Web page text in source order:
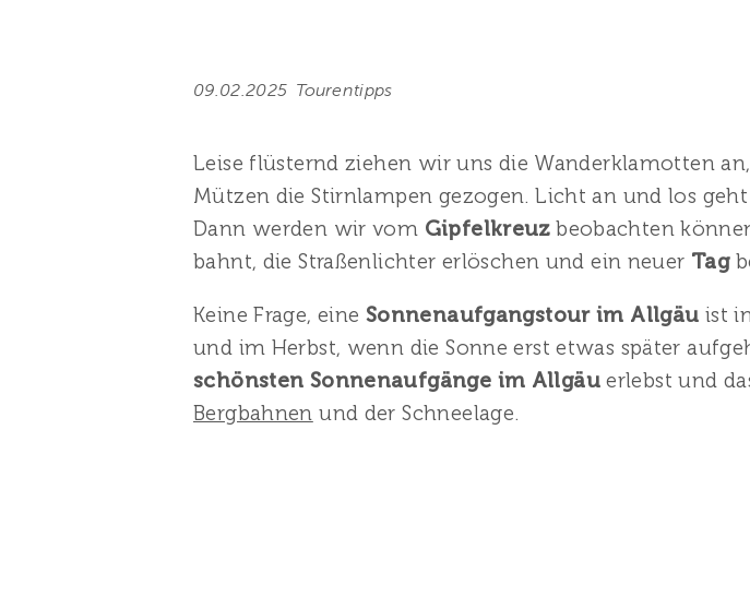
09.02.2025 Tourentipps
Leise flüsternd ziehen wir uns die Wanderklamotten
Mützen die Stirnlampen gezogen. Licht an und los
Dann werden wir vom Gipfelkreuzbeobachten
bahnt, die Straßenlichter erlöschen und ein neuer Tag
Keine Frage, eine Sonnenaufgangstour im Allgäu ist
und im Herbst, wenn die Sonne erst etwas später
schönsten Sonnenaufgänge im Allgäuerlebst und
Bergbahnen und der Schneelage.